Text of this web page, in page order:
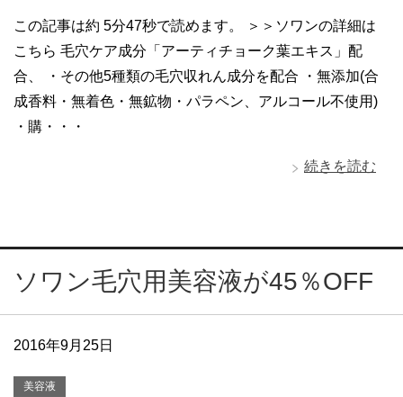
この記事は約 5分47秒で読めます。 ＞＞ソワンの詳細は
こちら 毛穴ケア成分「アーティチョーク葉エキス」配
合、 ・その他5種類の毛穴収れん成分を配合 ・無添加(合
成香料・無着色・無鉱物・パラペン、アルコール不使用)
・購・・・
続きを読む
ソワン毛穴用美容液が45％OFF
2016年9月25日
美容液